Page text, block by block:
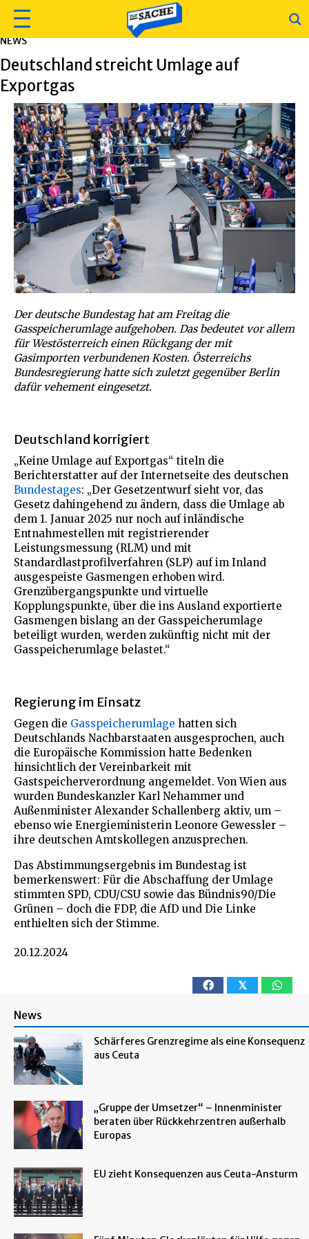
NEWS
Deutschland streicht Umlage auf
Exportgas
Der deutsche Bundestag hat am Freitag die
Gasspeicherumlage aufgehoben. Das bedeutet vor allem
für Westösterreich einen Rückgang der mit
Gasimporten verbundenen Kosten. Österreichs
Bundesregierung hatte sich zuletzt gegenüber Berlin
dafür vehement eingesetzt.
Deutschland korrigiert
„Keine Umlage auf Exportgas“ titeln die
Berichterstatter auf der Internetseite des deutschen
Bundestages: „Der Gesetzentwurf sieht vor, das
Gesetz dahingehend zu ändern, dass die Umlage ab
dem 1. Januar 2025 nur noch auf inländische
Entnahmestellen mit registrierender
Leistungsmessung (RLM) und mit
Standardlastprofilverfahren (SLP) auf im Inland
ausgespeiste Gasmengen erhoben wird.
Grenzübergangspunkte und virtuelle
Kopplungspunkte, über die ins Ausland exportierte
Gasmengen bislang an der Gasspeicherumlage
beteiligt wurden, werden zukünftig nicht mit der
Gasspeicherumlage belastet.“
Regierung im Einsatz
Gegen die Gasspeicherumlage hatten sich
Deutschlands Nachbarstaaten ausgesprochen, auch
die Europäische Kommission hatte Bedenken
hinsichtlich der Vereinbarkeit mit
Gastspeicherverordnung angemeldet. Von Wien aus
wurden Bundeskanzler Karl Nehammer und
Außenminister Alexander Schallenberg aktiv, um –
ebenso wie Energieministerin Leonore Gewessler –
ihre deutschen Amtskollegen anzusprechen.
Das Abstimmungsergebnis im Bundestag ist
bemerkenswert: Für die Abschaffung der Umlage
stimmten SPD, CDU/CSU sowie das Bündnis90/Die
Grünen – doch die FDP, die AfD und Die Linke
enthielten sich der Stimme.
20.12.2024
𝕏
News
Schärferes Grenzregime als eine Konsequenz
aus Ceuta
„Gruppe der Umsetzer“ – Innenminister
beraten über Rückkehrzentren außerhalb
Europas
EU zieht Konsequenzen aus Ceuta-Ansturm